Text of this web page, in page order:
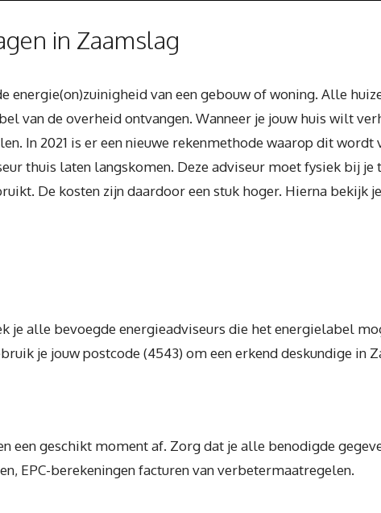
in Zaamslag
energie(on)zuinigheid van een gebouw of woning. Alle
van de overheid ontvangen. Wanneer je jouw huis wilt
In 2021 is er een nieuwe rekenmethode waarop dit wordt
thuis laten langskomen. Deze adviseur moet fysiek bij je
De kosten zijn daardoor een stuk hoger. Hierna bekijk
je alle bevoegde energieadviseurs die het energielabel
je jouw postcode (4543) om een erkend deskundige in
een geschikt moment af. Zorg dat je alle benodigde
EPC-berekeningen facturen van verbetermaatregelen.